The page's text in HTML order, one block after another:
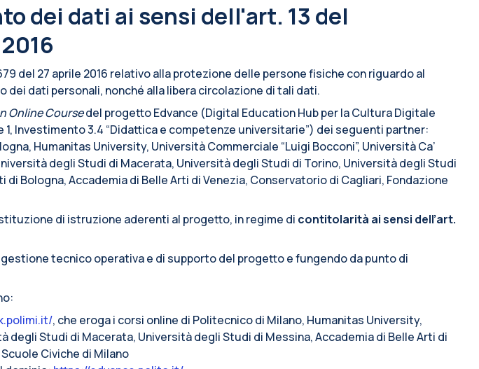
dei dati ai sensi dell'art. 13 del
del 27 aprile 2016 relativo alla protezione delle persone fisiche con riguardo al
dati personali, nonché alla libera circolazione di tali dati.
Online Coursedel progetto Edvance (Digital Education Hub per la Cultura Digitale
1, Investimento 3.4 “Didattica e competenze universitarie”) dei seguenti partner:
Humanitas University, Università Commerciale “Luigi Bocconi”, Università Ca’
degli Studi di Macerata, Università degli Studi di Torino, Università degli Studi
Bologna, Accademia di Belle Arti di Venezia, Conservatorio di Cagliari, Fondazione
di istruzione aderenti al progetto, in regime di contitolarità ai sensi dell’art.
tecnico operativa e di supporto del progetto e fungendo da punto di
, che eroga i corsi online di Politecnico di Milano, Humanitas University,
degli Studi di Macerata, Università degli Studi di Messina, Accademia di Belle Arti di
Civiche di Milano